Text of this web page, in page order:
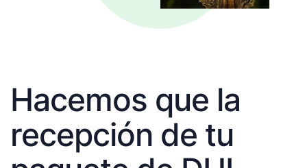
Hacemos que la
recepción de tu